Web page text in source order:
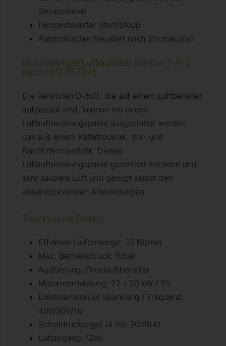
Steuereinheit
Ferngesteuerter Start/Stopp
Automatischer Neustart nach Stromausfall
Hochwertige Luftqualität Klasse 1-4-2
nach ISO 8573-1
Die Versionen D-500, die auf einem Luftbehälter
aufgebaut sind, können mit einem
Luftaufbereitungspaket ausgestattet werden,
das aus einem Kältetrockner, Vor- und
Nachfiltern besteht. Dieses
Luftaufbereitungspaket garantiert trockene und
sehr saubere Luft und genügt selbst den
anspruchsvollsten Anwendungen.
Technische Daten
Effektive Liefermenge: 3216l/min
Max. Betriebsdruck: 10bar
Ausführung: Druckluftbehälter
Motornennleistung: 22 / 30 kW / PS
Elektroanschluss Spannung / Frequenz:
400/50V/Hz
Schalldruckpegel (4 m): 70dB(A)
Luftabgang: 1Zoll